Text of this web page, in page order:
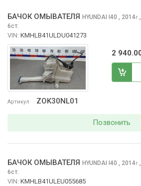
Артикул ZOK30NL01
БАЧОК ОМЫВАТЕЛЯ HYUNDAI I40 , 2014г.,
6ст.
VIN: KMHLB41ULDU041273
2
Позвонить
БАЧОК ОМЫВАТЕЛЯ HYUNDAI I40 , 2014г.
6ст.
VIN: KMHLB41ULEU055685